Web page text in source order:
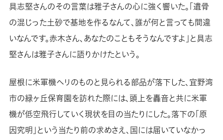
具志堅さんのその言葉は雅子さんの心に強く響いた。「遺骨
の混じった土砂で基地を作るなんて、誰が何と言っても間違
いなんです。赤木さん、あなたのこともそうなんですよ」と具志
堅さんは雅子さんに語りかけたという。
屋根に米軍機ヘリのものと見られる部品が落下した、宜野湾
市の緑ヶ丘保育園を訪れた際には、頭上を轟音と共に米軍
機が低空飛行していく現状を目の当たりにした。落下の「原
因究明」という当たり前の求めさえ、国には届いていなかっ